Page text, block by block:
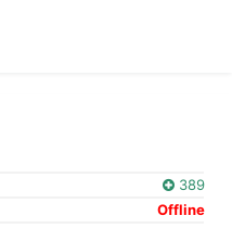
389
Offline